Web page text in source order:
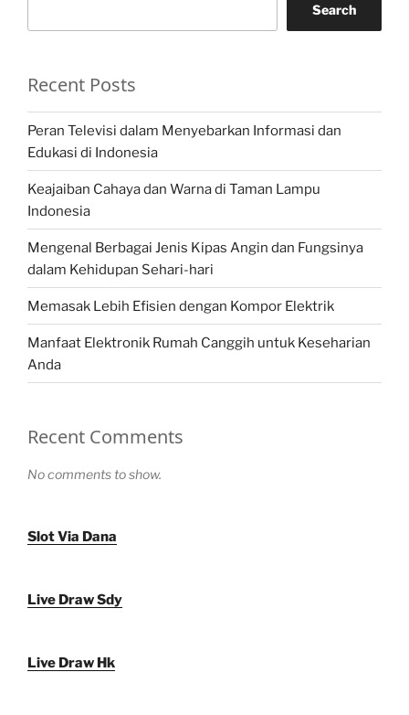
Search
Recent Posts
Peran Televisi dalam Menyebarkan Informasi dan
Edukasi di Indonesia
Keajaiban Cahaya dan Warna di Taman Lampu
Indonesia
Mengenal Berbagai Jenis Kipas Angin dan Fungsinya
dalam Kehidupan Sehari-hari
Memasak Lebih Efisien dengan Kompor Elektrik
Manfaat Elektronik Rumah Canggih untuk Keseharian
Anda
Recent Comments
No comments to show.
Slot Via Dana
Live Draw Sdy
Live Draw Hk